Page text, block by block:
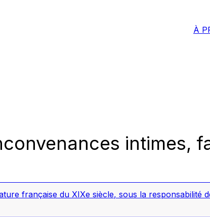
À
intimes,
française du XIXe siècle, sous la responsabilité